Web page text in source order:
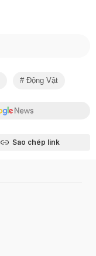
Động Vật
Sao chép link